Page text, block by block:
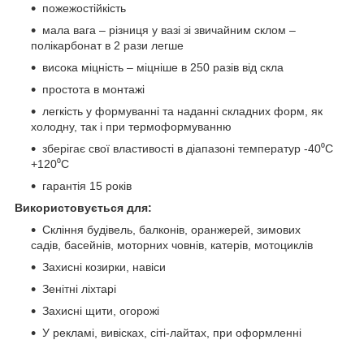
пожежостійкість
мала вага – різниця у вазі зі звичайним склом –
полікарбонат в 2 рази легше
висока міцність – міцніше в 250 разів від скла
простота в монтажі
легкість у формуванні та наданні складних форм, як
холодну, так і при термоформуванню
зберігає свої властивості в діапазоні температур -40⁰С
+120⁰С
гарантія 15 років
Використовується для:
Скління будівель, балконів, оранжерей, зимових
садів, басейнів, моторних човнів, катерів, мотоциклів
Захисні козирки, навіси
Зенітні ліхтарі
Захисні щити, огорожі
У рекламі, вивісках, сіті-лайтах, при оформленні